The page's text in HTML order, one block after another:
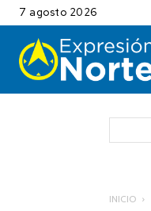
7 agosto 2026
INICIO